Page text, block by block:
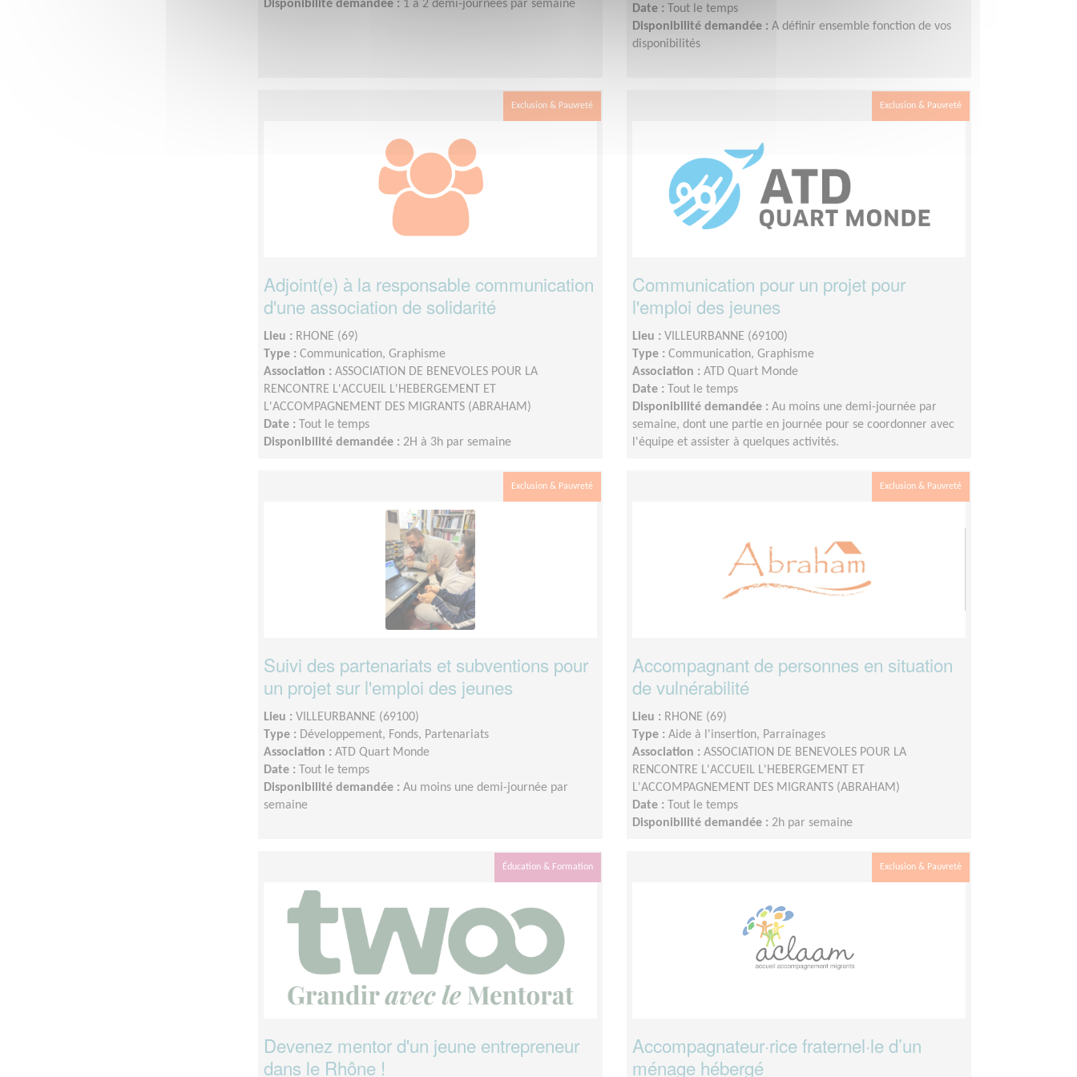
Disponibilité demandée : 1 à 2 demi-journées par semaine
Date : Tout le temps
Disponibilité demandée : A définir ensemble fonction de vos
disponibilités
Exclusion & Pauvreté
Adjoint(e) à la responsable communication
d'une association de solidarité
Lieu : RHONE (69)
Type : Communication, Graphisme
Association : ASSOCIATION DE BENEVOLES POUR LA
RENCONTRE L'ACCUEIL L'HEBERGEMENT ET
L'ACCOMPAGNEMENT DES MIGRANTS (ABRAHAM)
Date : Tout le temps
Disponibilité demandée : 2H à 3h par semaine
Exclusion & Pauvreté
Communication pour un projet pour
l'emploi des jeunes
Lieu : VILLEURBANNE (69100)
Type : Communication, Graphisme
Association : ATD Quart Monde
Date : Tout le temps
Disponibilité demandée : Au moins une demi-journée par
semaine, dont une partie en journée pour se coordonner avec
l'équipe et assister à quelques activités.
Exclusion & Pauvreté
Suivi des partenariats et subventions pour
un projet sur l'emploi des jeunes
Lieu : VILLEURBANNE (69100)
Type : Développement, Fonds, Partenariats
Association : ATD Quart Monde
Date : Tout le temps
Disponibilité demandée : Au moins une demi-journée par
semaine
Exclusion & Pauvreté
Accompagnant de personnes en situation
de vulnérabilité
Lieu : RHONE (69)
Type : Aide à l'insertion, Parrainages
Association : ASSOCIATION DE BENEVOLES POUR LA
RENCONTRE L'ACCUEIL L'HEBERGEMENT ET
L'ACCOMPAGNEMENT DES MIGRANTS (ABRAHAM)
Date : Tout le temps
Disponibilité demandée : 2h par semaine
Éducation & Formation
Devenez mentor d'un jeune entrepreneur
dans le Rhône !
Exclusion & Pauvreté
Accompagnateur·rice fraternel·le d’un
ménage hébergé